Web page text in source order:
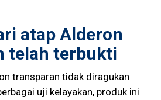
atap Alderon
telah terbukti
transparan tidak diragukan
uji kelayakan, produk ini